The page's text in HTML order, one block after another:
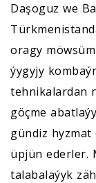
Daşoguz we
oragy
ýygyjy
tehnikalardan
göçme
gündiz
üpjün ederler.
talabalaýyk